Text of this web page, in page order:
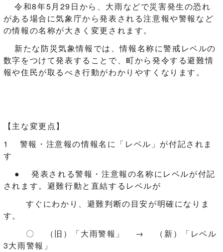
令和8年5月29日から、大雨などで災害発生の恐れ
がある場合に気象庁から発表される注意報や警報など
の情報の名称が大きく変更されます。
新たな防災気象情報では、情報名称に警戒レベルの
数字をつけて発表することで、町から発令する避難情
報や住民が取るべき行動がわかりやすくなります。
【主な変更点】
1 警報・注意報の情報名に「レベル」が付記されま
す
● 発表される警報・注意報の名称にレベルが付記
されます。避難行動と直結するレベルが
すぐにわかり、避難判断の目安が明確になりま
す。
〇 （旧）「大雨警報」 → （新）「レベル
3大雨警報」